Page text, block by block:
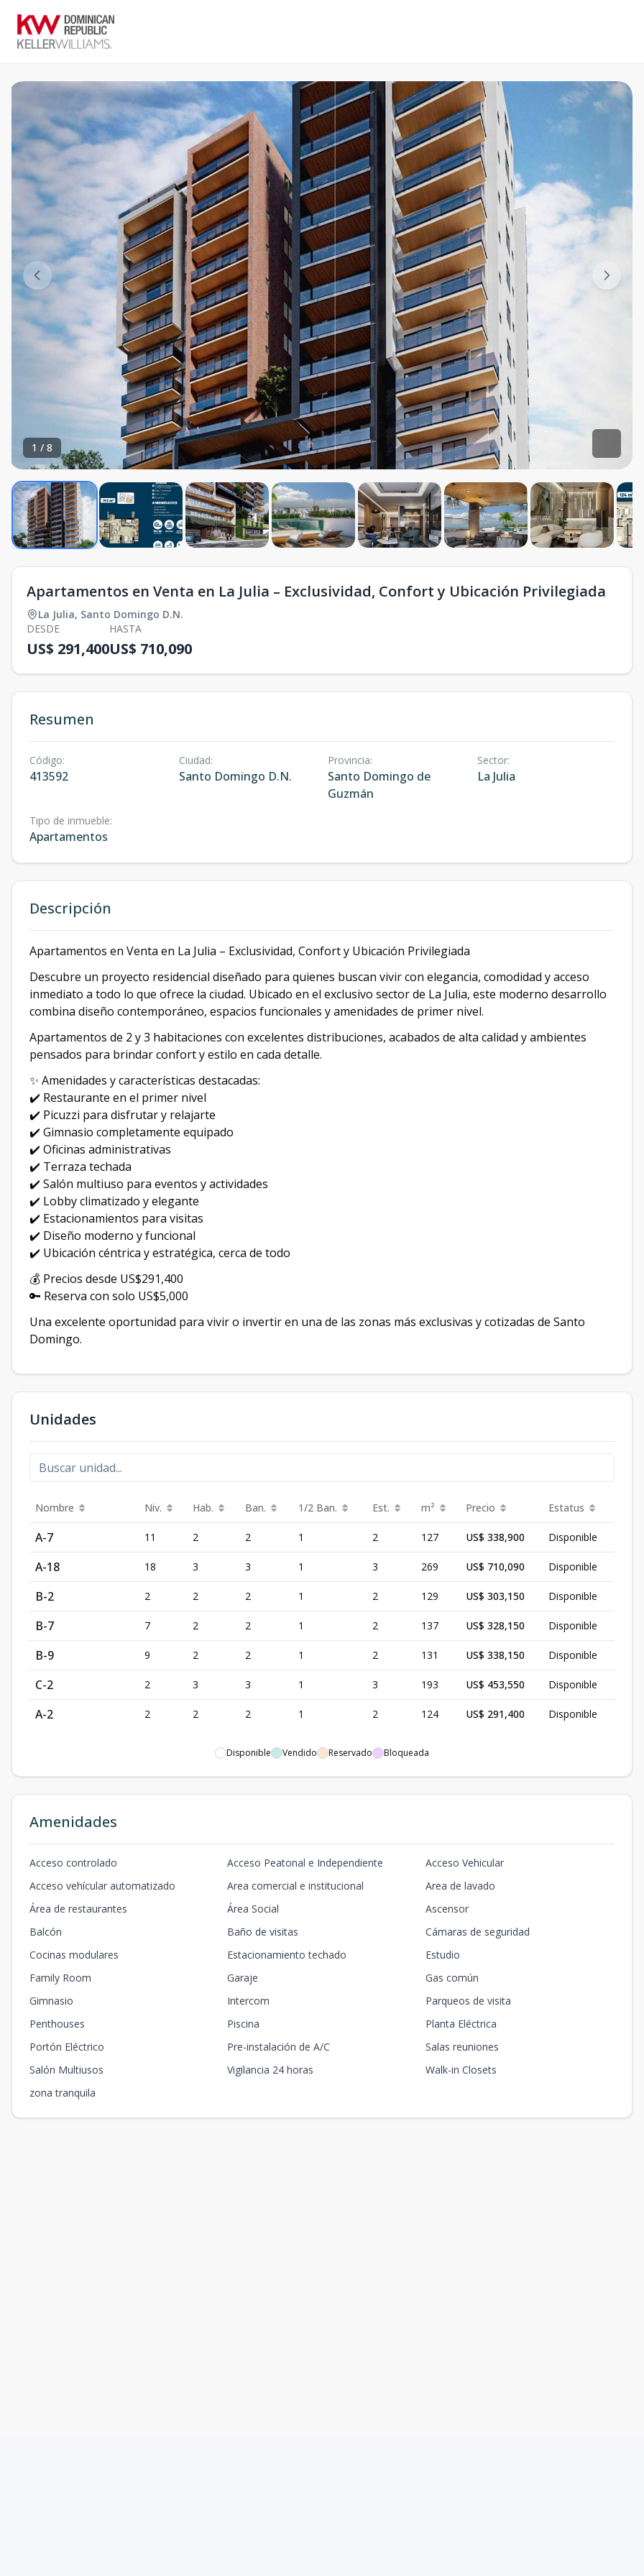
1 / 8
Apartamentos en Venta en La Julia – Exclusividad, Confort y Ubicación Privilegiada
La Julia, Santo Domingo D.N.
DESDE
US$ 291,400
HASTA
US$ 710,090
Resumen
Código:
413592
Ciudad:
Santo Domingo D.N.
Provincia:
Santo Domingo de
Guzmán
Sector:
La Julia
Tipo de inmueble:
Apartamentos
Descripción
Apartamentos en Venta en La Julia – Exclusividad, Confort y Ubicación Privilegiada
Descubre un proyecto residencial diseñado para quienes buscan vivir con elegancia, comodidad y acceso
inmediato a todo lo que ofrece la ciudad. Ubicado en el exclusivo sector de La Julia, este moderno desarrollo
combina diseño contemporáneo, espacios funcionales y amenidades de primer nivel.
Apartamentos de 2 y 3 habitaciones con excelentes distribuciones, acabados de alta calidad y ambientes
pensados para brindar confort y estilo en cada detalle.
✨ Amenidades y características destacadas:
✔️ Restaurante en el primer nivel
✔️ Picuzzi para disfrutar y relajarte
✔️ Gimnasio completamente equipado
✔️ Oficinas administrativas
✔️ Terraza techada
✔️ Salón multiuso para eventos y actividades
✔️ Lobby climatizado y elegante
✔️ Estacionamientos para visitas
✔️ Diseño moderno y funcional
✔️ Ubicación céntrica y estratégica, cerca de todo
💰 Precios desde US$291,400
🔑 Reserva con solo US$5,000
Una excelente oportunidad para vivir o invertir en una de las zonas más exclusivas y cotizadas de Santo
Domingo.
Unidades
Nombre Niv. Hab. Ban. 1/2 Ban. Est. m² Precio Estatus
A-7 11 2 2 1 2 127 US$ 338,900 Disponible
A-18 18 3 3 1 3 269 US$ 710,090 Disponible
B-2 2 2 2 1 2 129 US$ 303,150 Disponible
B-7 7 2 2 1 2 137 US$ 328,150 Disponible
B-9 9 2 2 1 2 131 US$ 338,150 Disponible
C-2 2 3 3 1 3 193 US$ 453,550 Disponible
A-2 2 2 2 1 2 124 US$ 291,400 Disponible
Disponible Vendido Reservado Bloqueada
Amenidades
Acceso controlado Acceso Peatonal e Independiente
Acceso Vehicular
Acceso vehícular automatizado
Area comercial e institucional
Area de lavado
Área de restaurantes
Área Social
Ascensor
Balcón
Baño de visitas
Cámaras de seguridad
Cocinas modulares
Estacionamiento techado
Estudio
Family Room
Garaje
Gas común
Gimnasio
Intercom
Parqueos de visita
Penthouses
Piscina
Planta Eléctrica
Portón Eléctrico
Pre-instalación de A/C
Salas reuniones
Salón Multiusos
Vigilancia 24 horas
Walk-in Closets
zona tranquila